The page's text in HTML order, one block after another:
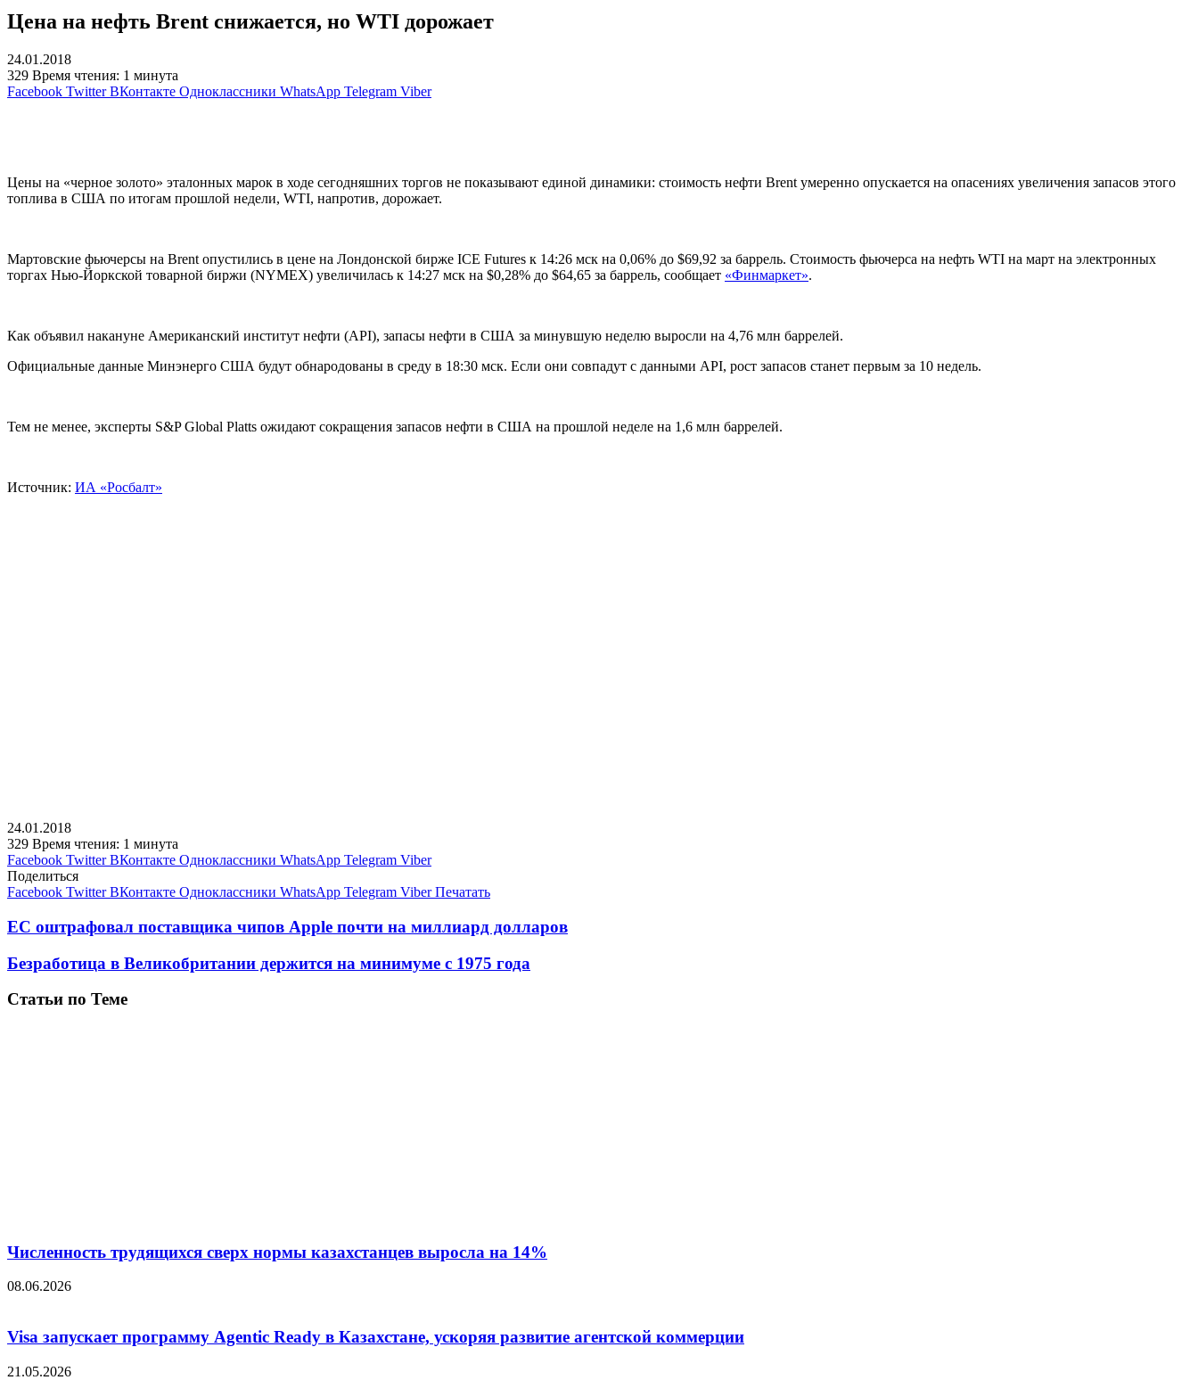
Цена на нефть Brent снижается, но WTI дорожает
24.01.2018
329 Время чтения: 1 минута
Facebook Twitter ВКонтакте Одноклассники WhatsApp Telegram Viber
Цены на «черное золото» эталонных марок в ходе сегодняшних торгов не показывают единой динамики: стоимость нефти Brent умеренно опускается на опасениях увеличения запасов этого
топлива в США по итогам прошлой недели, WTI, напротив, дорожает.
Мартовские фьючерсы на Brent опустились в цене на Лондонской бирже ICE Futures к 14:26 мск на 0,06% до $69,92 за баррель. Стоимость фьючерса на нефть WTI на март на электронных
торгах Нью-Йоркской товарной биржи (NYMEX) увеличилась к 14:27 мск на $0,28% до $64,65 за баррель, сообщает «Финмаркет».
Как объявил накануне Американский институт нефти (API), запасы нефти в США за минувшую неделю выросли на 4,76 млн баррелей.
Официальные данные Минэнерго США будут обнародованы в среду в 18:30 мск. Если они совпадут с данными API, рост запасов станет первым за 10 недель.
Тем не менее, эксперты S&P Global Platts ожидают сокращения запасов нефти в США на прошлой неделе на 1,6 млн баррелей.
Источник: ИА «Росбалт»
24.01.2018
329 Время чтения: 1 минута
Facebook Twitter ВКонтакте Одноклассники WhatsApp Telegram Viber
Поделиться
Facebook Twitter ВКонтакте Одноклассники WhatsApp Telegram Viber Печатать
ЕС оштрафовал поставщика чипов Apple почти на миллиард долларов
Безработица в Великобритании держится на минимуме с 1975 года
Статьи по Теме
Численность трудящихся сверх нормы казахстанцев выросла на 14%
08.06.2026
Visa запускает программу Agentic Ready в Казахстане, ускоряя развитие агентской коммерции
21.05.2026